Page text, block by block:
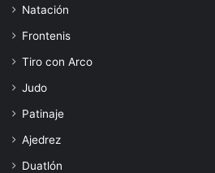
Natación
Frontenis
Tiro con Arco
Judo
Patinaje
Ajedrez
Duatlón